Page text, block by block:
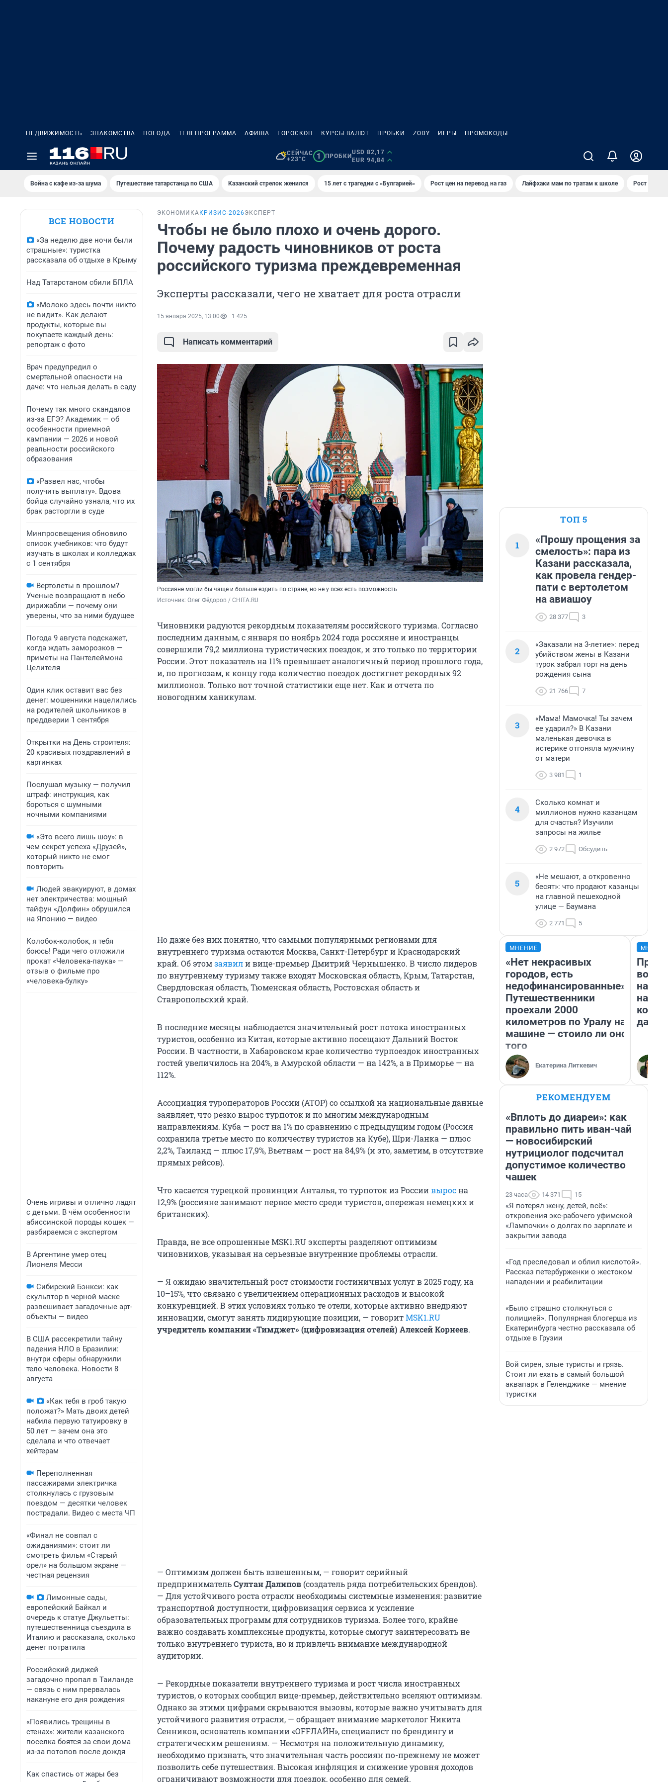
НЕДВИЖИМОСТЬ ЗНАКОМСТВА ПОГОДА ТЕЛЕПРОГРАММА АФИША ГОРОСКОП КУРСЫ ВАЛЮТ ПРОБКИ ZODY ИГРЫ ПРОМОКОДЫ
СЕЙЧАС
+23°C
1 ПРОБКИ
USD 82,17
EUR 94,84
Война с кафе из-за шума Путешествие татарстанца по США Казанский стрелок женился 15 лет с трагедии с «Булгарией» Рост цен на перевод на газ Лайфхаки мам по тратам к школе Рост цен на
ВСЕ НОВОСТИ
«За неделю две ночи были
страшные»: туристка
рассказала об отдыхе в Крыму
Над Татарстаном сбили БПЛА
«Молоко здесь почти никто
не видит». Как делают
продукты, которые вы
покупаете каждый день:
репортаж с фото
Врач предупредил о
смертельной опасности на
даче: что нельзя делать в саду
Почему так много скандалов
из-за ЕГЭ? Академик — об
особенности приемной
кампании — 2026 и новой
реальности российского
образования
«Развел нас, чтобы
получить выплату». Вдова
бойца случайно узнала, что их
брак расторгли в суде
Минпросвещения обновило
список учебников: что будут
изучать в школах и колледжах
с 1 сентября
Вертолеты в прошлом?
Ученые возвращают в небо
дирижабли — почему они
уверены, что за ними будущее
Погода 9 августа подскажет,
когда ждать заморозков —
приметы на Пантелеймона
Целителя
Один клик оставит вас без
денег: мошенники нацелились
на родителей школьников в
преддверии 1 сентября
Открытки на День строителя:
20 красивых поздравлений в
картинках
Послушал музыку — получил
штраф: инструкция, как
бороться с шумными
ночными компаниями
«Это всего лишь шоу»: в
чем секрет успеха «Друзей»,
который никто не смог
повторить
Людей эвакуируют, в домах
нет электричества: мощный
тайфун «Долфин» обрушился
на Японию — видео
Колобок-колобок, я тебя
боюсь! Ради чего отложили
прокат «Человека-паука» —
отзыв о фильме про
«человека-булку»
Очень игривы и отлично ладят
с детьми. В чём особенности
абиссинской породы кошек —
разбираемся с экспертом
В Аргентине умер отец
Лионеля Месси
Сибирский Бэнкси: как
скульптор в черной маске
развешивает загадочные арт-
объекты — видео
В США рассекретили тайну
падения НЛО в Бразилии:
внутри сферы обнаружили
тело человека. Новости 8
августа
«Как тебя в гроб такую
положат?» Мать двоих детей
набила первую татуировку в
50 лет — зачем она это
сделала и что отвечает
хейтерам
Переполненная
пассажирами электричка
столкнулась с грузовым
поездом — десятки человек
пострадали. Видео с места ЧП
«Финал не совпал с
ожиданиями»: стоит ли
смотреть фильм «Старый
орел» на большом экране —
честная рецензия
Лимонные сады,
европейский Байкал и
очередь к статуе Джульетты:
путешественница съездила в
Италию и рассказала, сколько
денег потратила
Российский диджей
загадочно пропал в Таиланде
— связь с ним прервалась
накануне его дня рождения
«Появились трещины в
стенах»: жители казанского
поселка боятся за свои дома
из-за потопов после дождя
Как спастись от жары без
ЭКОНОМИКА КРИЗИС-2026ЭКСПЕРТ
Чтобы не было плохо и очень дорого.
Почему радость чиновников от роста
российского туризма преждевременная
Эксперты рассказали, чего не хватает для роста отрасли
15 января 2025, 13:00 1 425
Написать комментарий
Россияне могли бы чаще и больше ездить по стране, но не у всех есть возможность
Источник: Олег Фёдоров / CHITA.RU
Чиновники радуются рекордным показателям российского туризма. Согласно
последним данным, с января по ноябрь 2024 года россияне и иностранцы
совершили 79,2 миллиона туристических поездок, и это только по территории
России. Этот показатель на 11% превышает аналогичный период прошлого года,
и, по прогнозам, к концу года количество поездок достигнет рекордных 92
миллионов. Только вот точной статистики еще нет. Как и отчета по
новогодним каникулам.
Но даже без них понятно, что самыми популярными регионами для
внутреннего туризма остаются Москва, Санкт-Петербург и Краснодарский
край. Об этомзаявили вице-премьер Дмитрий Чернышенко. В число лидеров
по внутреннему туризму также входят Московская область, Крым, Татарстан,
Свердловская область, Тюменская область, Ростовская область и
Ставропольский край.
В последние месяцы наблюдается значительный рост потока иностранных
туристов, особенно из Китая, которые активно посещают Дальний Восток
России. В частности, в Хабаровском крае количество турпоездок иностранных
гостей увеличилось на 204%, в Амурской области — на 142%, а в Приморье — на
112%.
Ассоциация туроператоров России (АТОР) со ссылкой на национальные данные
заявляет, что резко вырос турпоток и по многим международным
направлениям. Куба — рост на 1% по сравнению с предыдущим годом (Россия
сохранила третье место по количеству туристов на Кубе), Шри-Ланка — плюс
2,2%, Таиланд — плюс 17,9%, Вьетнам — рост на 84,9% (и это, заметим, в отсутствие
прямых рейсов).
Что касается турецкой провинции Анталья, то турпоток из Россиивыросна
12,9% (россияне занимают первое место среди туристов, опережая немецких и
британских).
Правда, не все опрошенные MSK1.RU эксперты разделяют оптимизм
чиновников, указывая на серьезные внутренние проблемы отрасли.
— Я ожидаю значительный рост стоимости гостиничных услуг в 2025 году, на
10–15%, что связано с увеличением операционных расходов и высокой
конкуренцией. В этих условиях только те отели, которые активно внедряют
инновации, смогут занять лидирующие позиции, — говоритMSK1.RU
учредитель компании «Тимджет» (цифровизация отелей) Алексей Корнеев.
— Оптимизм должен быть взвешенным, — говорит серийный
предпринимательСултан Далипов (создатель ряда потребительских брендов).
— Для устойчивого роста отрасли необходимы системные изменения: развитие
транспортной доступности, цифровизация сервиса и усиление
образовательных программ для сотрудников туризма. Более того, крайне
важно создавать комплексные продукты, которые смогут заинтересовать не
только внутреннего туриста, но и привлечь внимание международной
аудитории.
— Рекордные показатели внутреннего туризма и рост числа иностранных
туристов, о которых сообщил вице-премьер, действительно вселяют оптимизм.
Однако за этими цифрами скрываются вызовы, которые важно учитывать для
устойчивого развития отрасли, — обращает внимание маркетолог Никита
Сенников, основатель компании «OFFЛАЙН», специалист по брендингу и
стратегическим решениям. — Несмотря на положительную динамику,
необходимо признать, что значительная часть россиян по-прежнему не может
позволить себе путешествия. Высокая инфляция и снижение уровня доходов
ограничивают возможности для поездок, особенно для семей.
ТОП 5
1
«Прошу прощения за
смелость»: пара из
Казани рассказала,
как провела гендер-
пати с вертолетом
на авиашоу
28 377 3
2
«Заказали на 3-летие»: перед
убийством жены в Казани
турок забрал торт на день
рождения сына
21 766 7
3
«Мама! Мамочка! Ты зачем
ее ударил?» В Казани
маленькая девочка в
истерике отгоняла мужчину
от матери
3 981 1
4
Сколько комнат и
миллионов нужно казанцам
для счастья? Изучили
запросы на жилье
2 972 Обсудить
5
«Не мешают, а откровенно
бесят»: что продают казанцы
на главной пешеходной
улице — Баумана
2 771 5
МНЕНИЕ
«Нет некрасивых
городов, есть
недофинансированные».
Путешественники
проехали 2000
километров по Уралу на
машине — стоило ли оно
того
Екатерина Литкевич
нам
даже
РЕКОМЕНДУЕМ
«Вплоть до диареи»: как
правильно пить иван-чай
— новосибирский
нутрициолог подсчитал
допустимое количество
чашек
23 часа 14 371 15
«Я потерял жену, детей, всё»:
откровения экс-рабочего уфимской
«Лампочки» о долгах по зарплате и
закрытии завода
«Год преследовал и облил кислотой».
Рассказ петербурженки о жестоком
нападении и реабилитации
«Было страшно столкнуться с
полицией». Популярная блогерша из
Екатеринбурга честно рассказала об
отдыхе в Грузии
Вой сирен, злые туристы и грязь.
Стоит ли ехать в самый большой
аквапарк в Геленджике — мнение
туристки